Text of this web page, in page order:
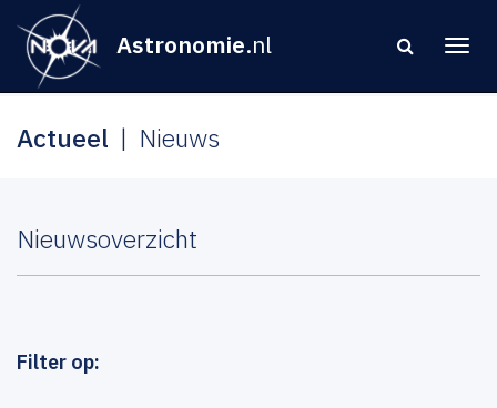
Astronomie.nl
Actueel Nieuws
Nieuwsoverzicht
Filter op: